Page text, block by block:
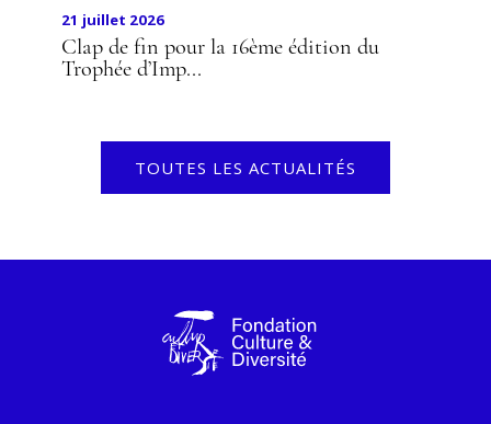
21 juillet 2026
Clap de fin pour la 16ème édition du
Trophée d’Imp...
TOUTES LES ACTUALITÉS